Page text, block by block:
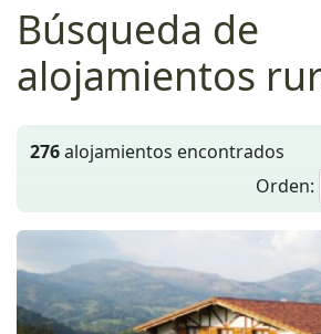
Búsqueda de
alojamientos
276alojamientos encontrados
Orden: